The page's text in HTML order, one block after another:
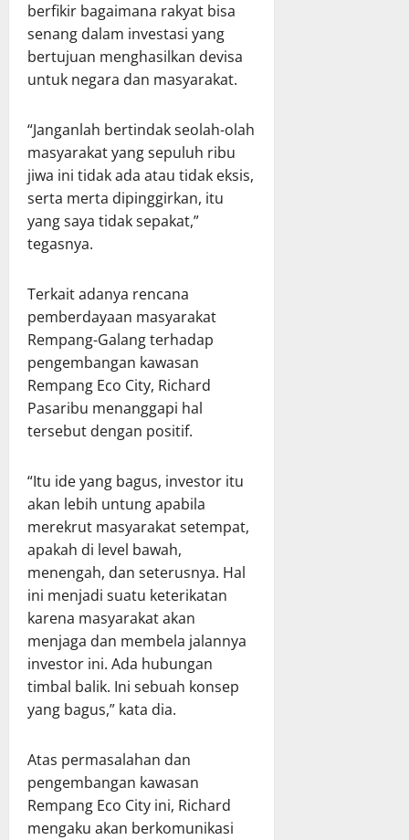
berfikir bagaimana rakyat bisa
senang dalam investasi yang
bertujuan menghasilkan devisa
untuk negara dan masyarakat.
“Janganlah bertindak seolah-olah
masyarakat yang sepuluh ribu
jiwa ini tidak ada atau tidak eksis,
serta merta dipinggirkan, itu
yang saya tidak sepakat,”
tegasnya.
Terkait adanya rencana
pemberdayaan masyarakat
Rempang-Galang terhadap
pengembangan kawasan
Rempang Eco City, Richard
Pasaribu menanggapi hal
tersebut dengan positif.
“Itu ide yang bagus, investor itu
akan lebih untung apabila
merekrut masyarakat setempat,
apakah di level bawah,
menengah, dan seterusnya. Hal
ini menjadi suatu keterikatan
karena masyarakat akan
menjaga dan membela jalannya
investor ini. Ada hubungan
timbal balik. Ini sebuah konsep
yang bagus,” kata dia.
Atas permasalahan dan
pengembangan kawasan
Rempang Eco City ini, Richard
mengaku akan berkomunikasi